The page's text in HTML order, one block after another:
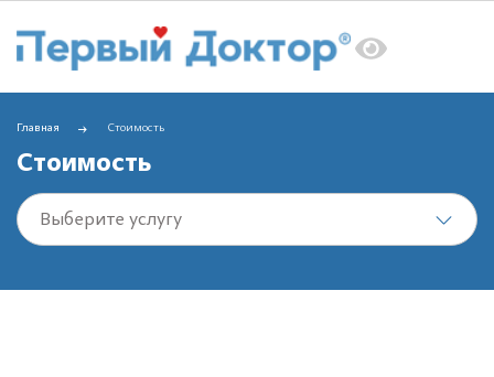
Главная Стоимость
Стоимость
Выберите услугу